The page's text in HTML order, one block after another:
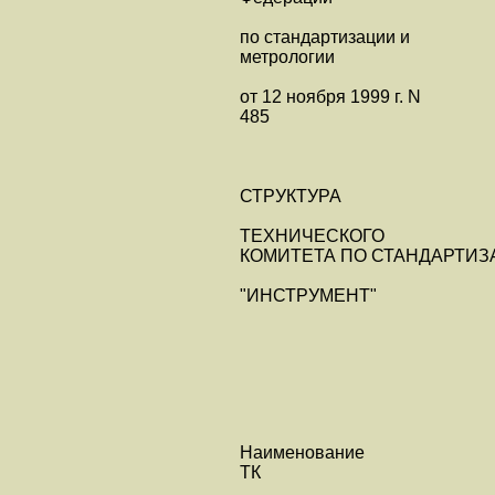
по стандартизации и
метрологии
от 12 ноября 1999 г. N
485
СТРУКТУРА
ТЕХНИЧЕСКОГО
КОМИТЕТА ПО
"ИНСТРУМЕНТ"
Наименование
ТК